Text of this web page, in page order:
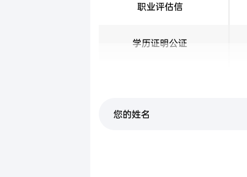
职业评估信
学历证明公证